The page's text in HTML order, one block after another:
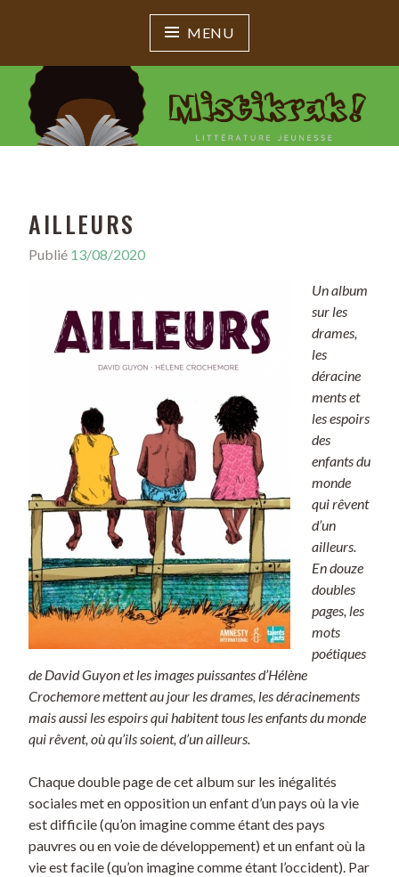
MENU
MISTIKRAK !
Littérature jeunesse
AILLEURS
Publié 13/08/2020
Un album
sur les
drames,
les
déracine
ments et
les espoirs
des
enfants du
monde
qui rêvent
d’un
ailleurs.
En douze
doubles
pages, les
mots
poétiques
de David Guyon et les images puissantes d’Hélène
Crochemore mettent au jour les drames, les déracinements
mais aussi les espoirs qui habitent tous les enfants du monde
qui rêvent, où qu’ils soient, d’un ailleurs.
Chaque double page de cet album sur les inégalités
sociales met en opposition un enfant d’un pays où la vie
est difficile (qu’on imagine comme étant des pays
pauvres ou en voie de développement) et un enfant où la
vie est facile (qu’on imagine comme étant l’occident). Par